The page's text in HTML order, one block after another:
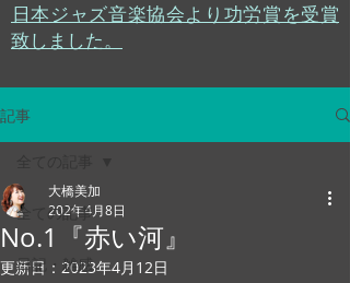
​日本ジャズ音楽協会より功労賞を受賞
致しました。
記事
全ての記事
日記・雑感
No.1『赤い河』
大橋美加
202年4月8日
更新日： 2023年4月12日